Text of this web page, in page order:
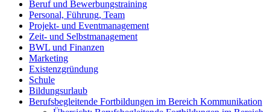
Beruf und Bewerbungstraining
Personal, Führung, Team
Projekt- und Eventmanagement
Zeit- und Selbstmanagement
BWL und Finanzen
Marketing
Existenzgründung
Schule
Bildungsurlaub
Berufsbegleitende Fortbildungen im Bereich Kommunikation